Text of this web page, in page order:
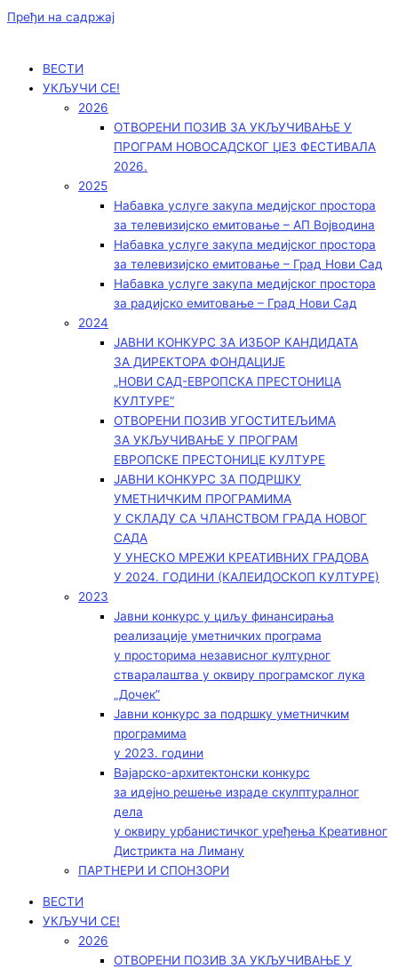
Пређи на садржај
ВЕСТИ
УКЉУЧИ СЕ!
2026
ОТВОРЕНИ ПОЗИВ ЗА УКЉУЧИВАЊЕ У
ПРОГРАМ НОВОСАДСКОГ ЏЕЗ ФЕСТИВАЛА
2026.
2025
Набавка услуге закупа медијског простора
за телевизијско емитовање – АП Војводинa
Набавка услуге закупа медијског простора
за телевизијско емитовање – Град Нови Сад
Набавка услуге закупа медијског простора
за радијско емитовање – Град Нови Сад
2024
ЈАВНИ КОНКУРС ЗА ИЗБОР КАНДИДАТА
ЗА ДИРЕКТОРА ФОНДАЦИЈЕ
„НОВИ САД-ЕВРОПСКА ПРЕСТОНИЦА
КУЛТУРЕ“
ОТВОРЕНИ ПОЗИВ УГОСТИТЕЉИМА
ЗА УКЉУЧИВАЊЕ У ПРОГРАМ
ЕВРОПСКЕ ПРЕСТОНИЦЕ КУЛТУРЕ
ЈАВНИ КОНКУРС ЗА ПОДРШКУ
УМЕТНИЧКИМ ПРОГРАМИМА
У СКЛАДУ СА ЧЛАНСТВОМ ГРАДА НОВОГ
САДА
У УНЕСКО МРЕЖИ КРЕАТИВНИХ ГРАДОВА
У 2024. ГОДИНИ (КАЛЕИДОСКОП КУЛТУРЕ)
2023
Јавни конкурс у циљу финансирања
реализације уметничких програма
у просторима независног културног
стваралаштва у оквиру програмског лука
„Дочек”
Јавни конкурс за подршку уметничким
програмима
у 2023. години
Вајарско-архитектонски конкурс
за идејно решење израде скулптуралног
дела
у оквиру урбанистичког уређења Креативног
Дистрикта на Лиману
ПАРТНЕРИ И СПОНЗОРИ
ВЕСТИ
УКЉУЧИ СЕ!
2026
ОТВОРЕНИ ПОЗИВ ЗА УКЉУЧИВАЊЕ У